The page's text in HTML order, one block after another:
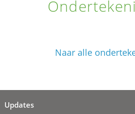
Naar alle
Updates